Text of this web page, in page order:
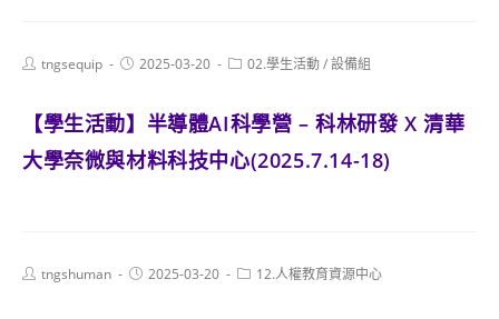
Posttngsequip
Post2025-03-20
Post02.學生活動/設備組
【學生活動】半導體AI科學營 – 科林研發 X 清華
大學奈微與材料科技中心(2025.7.14-18)
Posttngshuman
Post2025-03-20
Post12.人權教育資源中心